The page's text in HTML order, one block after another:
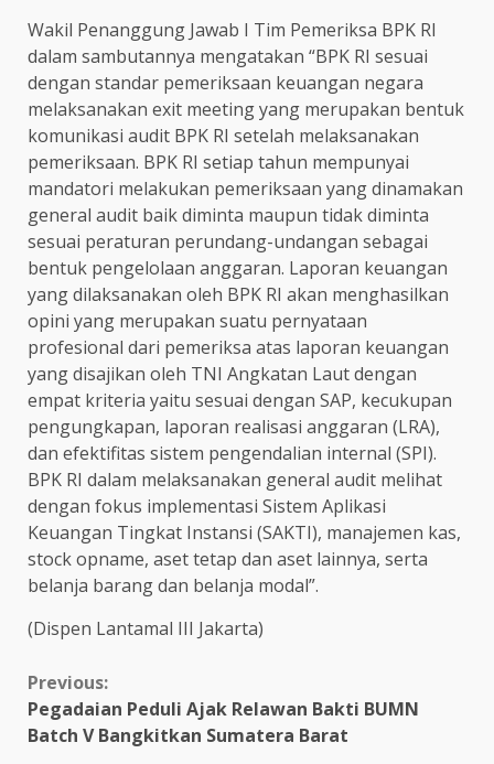
Wakil Penanggung Jawab I Tim Pemeriksa BPK RI
dalam sambutannya mengatakan “BPK RI sesuai
dengan standar pemeriksaan keuangan negara
melaksanakan exit meeting yang merupakan bentuk
komunikasi audit BPK RI setelah melaksanakan
pemeriksaan. BPK RI setiap tahun mempunyai
mandatori melakukan pemeriksaan yang dinamakan
general audit baik diminta maupun tidak diminta
sesuai peraturan perundang-undangan sebagai
bentuk pengelolaan anggaran. Laporan keuangan
yang dilaksanakan oleh BPK RI akan menghasilkan
opini yang merupakan suatu pernyataan
profesional dari pemeriksa atas laporan keuangan
yang disajikan oleh TNI Angkatan Laut dengan
empat kriteria yaitu sesuai dengan SAP, kecukupan
pengungkapan, laporan realisasi anggaran (LRA),
dan efektifitas sistem pengendalian internal (SPI).
BPK RI dalam melaksanakan general audit melihat
dengan fokus implementasi Sistem Aplikasi
Keuangan Tingkat Instansi (SAKTI), manajemen kas,
stock opname, aset tetap dan aset lainnya, serta
belanja barang dan belanja modal”.
(Dispen Lantamal III Jakarta)
Continue
Reading
Previous:
Pegadaian Peduli Ajak Relawan Bakti BUMN
Batch V Bangkitkan Sumatera Barat